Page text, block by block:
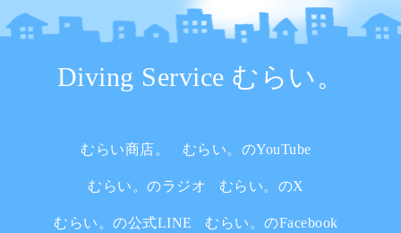
Diving Service むらい。
むらい商店。 むらい。のYouTube
むらい。のラジオ むらい。のX
むらい。の公式LINE むらい。のFacebook